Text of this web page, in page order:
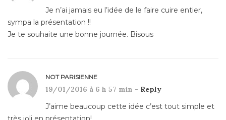
Je n’ai jamais eu l’idée de le faire cuire entier,
sympa la présentation !!
Je te souhaite une bonne journée. Bisous
NOT PARISIENNE
19/01/2016 à 6 h 57 min - Reply
J’aime beaucoup cette idée c’est tout simple et